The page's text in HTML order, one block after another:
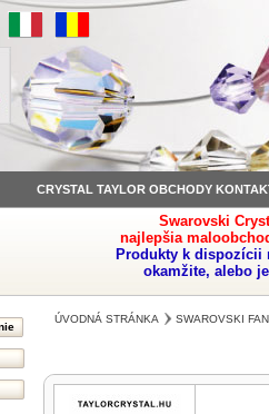
CRYSTAL TAYLOR OBCHODY
Swarovski
najlepšia
Produkty k dispozícii
okamžite, alebo
ÚVODNÁ STRÁNKA SWAROVSKI